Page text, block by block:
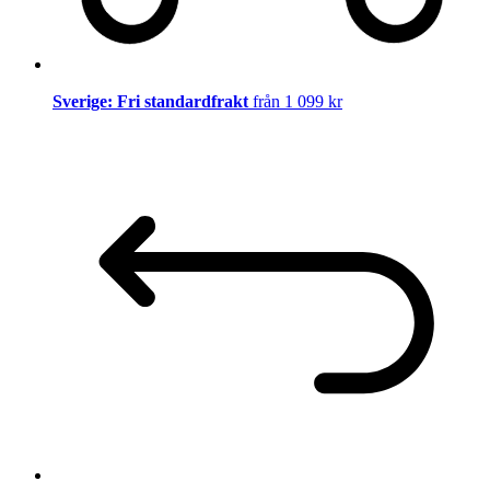
Sverige: Fri standardfrakt från 1 099 kr